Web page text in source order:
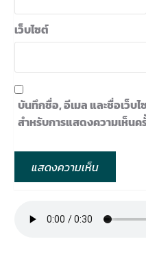
เว็บไซต์
บันทึกชื่อ, อีเมล และชื่อเว็บ
สำหรับการแสดงความเห็นค